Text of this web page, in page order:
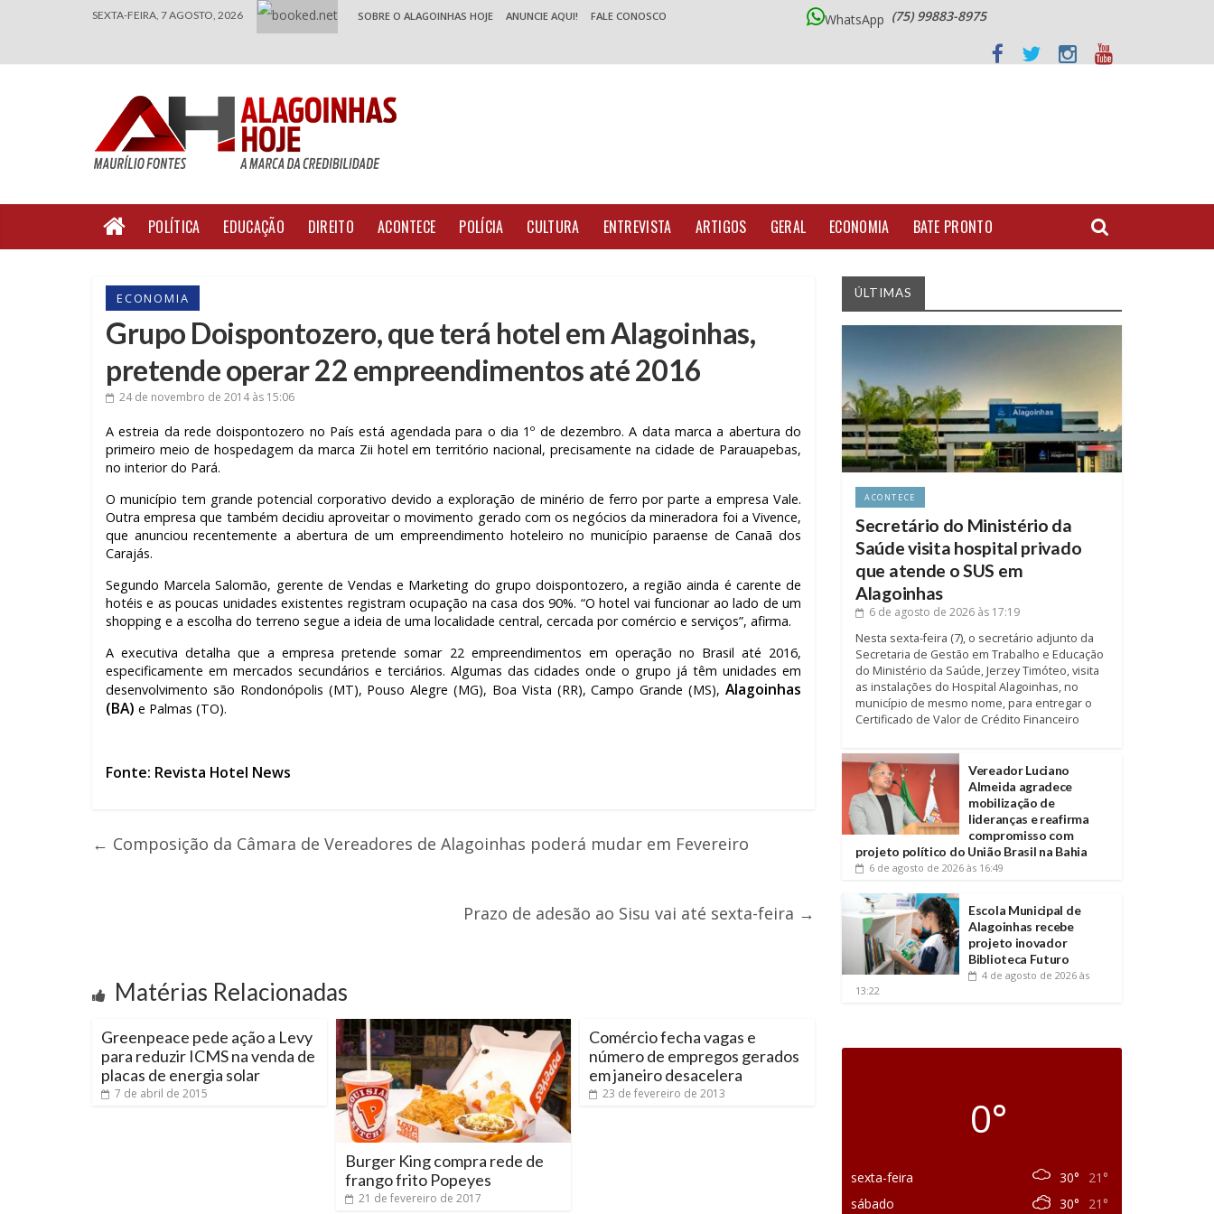
SEXTA-FEIRA, 7 AGOSTO, 2026 SOBRE O ALAGOINHAS HOJE ANUNCIE AQUI! FALE CONOSCO WhatsApp (75) 99883-8975
POLÍTICA EDUCAÇÃO DIREITO ACONTECE POLÍCIA CULTURA ENTREVISTA ARTIGOS GERAL ECONOMIA BATE PRONTO
ECONOMIA
Grupo Doispontozero, que terá hotel em Alagoinhas,
pretende operar 22 empreendimentos até 2016
24 de novembro de 2014às 15:06
A estreia da rede doispontozero no País está agendada para o dia 1º de dezembro. A data marca a abertura do
primeiro meio de hospedagem da marca Zii hotel em território nacional, precisamente na cidade de Parauapebas,
no interior do Pará.
O município tem grande potencial corporativo devido a exploração de minério de ferro por parte a empresa Vale.
Outra empresa que também decidiu aproveitar o movimento gerado com os negócios da mineradora foi a Vivence,
que anunciou recentemente a abertura de um empreendimento hoteleiro no município paraense de Canaã dos
Carajás.
Segundo Marcela Salomão, gerente de Vendas e Marketing do grupo doispontozero, a região ainda é carente de
hotéis e as poucas unidades existentes registram ocupação na casa dos 90%. “O hotel vai funcionar ao lado de um
shopping e a escolha do terreno segue a ideia de uma localidade central, cercada por comércio e serviços”, afirma.
A executiva detalha que a empresa pretende somar 22 empreendimentos em operação no Brasil até 2016,
especificamente em mercados secundários e terciários. Algumas das cidades onde o grupo já têm unidades em
desenvolvimento são Rondonópolis (MT), Pouso Alegre (MG), Boa Vista (RR), Campo Grande (MS), Alagoinhas
(BA) e Palmas (TO).
Fonte: Revista Hotel News
← Composição da Câmara de Vereadores de Alagoinhas poderá mudar em Fevereiro
Prazo de adesão ao Sisu vai até sexta-feira →
Matérias Relacionadas
Greenpeace pede ação a Levy
para reduzir ICMS na venda de
placas de energia solar
7 de abril de 2015
Burger King compra rede de
frango frito Popeyes
21 de fevereiro de 2017
Comércio fecha vagas e
número de empregos gerados
em janeiro desacelera
23 de fevereiro de 2013
ÚLTIMAS
ACONTECE
Secretário do Ministério da
Saúde visita hospital privado
que atende o SUS em
Alagoinhas
6 de agosto de 2026 às 17:19
Nesta sexta-feira (7), o secretário adjunto da
Secretaria de Gestão em Trabalho e Educação
do Ministério da Saúde, Jerzey Timóteo, visita
as instalações do Hospital Alagoinhas, no
município de mesmo nome, para entregar o
Certificado de Valor de Crédito Financeiro
Vereador Luciano
Almeida agradece
mobilização de
lideranças e reafirma
compromisso com
projeto político do União Brasil na Bahia
6 de agosto de 2026 às 16:49
Escola Municipal de
Alagoinhas recebe
projeto inovador
Biblioteca Futuro
4 de agosto de 2026 às
13:22
0°
sexta-feira 30°
21°
sábado
30° 21°